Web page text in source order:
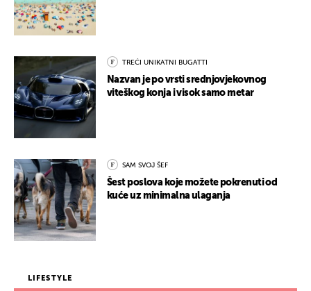
TREĆI UNIKATNI BUGATTI
Nazvan je po vrsti srednjovjekovnog
viteškog konja i visok samo metar
SAM SVOJ ŠEF
Šest poslova koje možete pokrenuti od
kuće uz minimalna ulaganja
LIFESTYLE